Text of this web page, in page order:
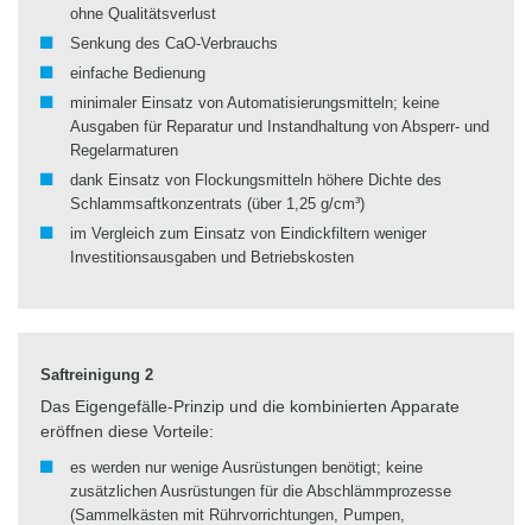
ohne Qualitätsverlust
Senkung des CaO-Verbrauchs
einfache Bedienung
minimaler Einsatz von Automatisierungsmitteln; keine
Ausgaben für Reparatur und Instandhaltung von Absperr- und
Regelarmaturen
dank Einsatz von Flockungsmitteln höhere Dichte des
Schlammsaftkonzentrats (über 1,25 g/cm³)
im Vergleich zum Einsatz von Eindickfiltern weniger
Investitionsausgaben und Betriebskosten
Saftreinigung 2
Das Eigengefälle-Prinzip und die kombinierten Apparate
eröffnen diese Vorteile:
es werden nur wenige Ausrüstungen benötigt; keine
zusätzlichen Ausrüstungen für die Abschlämmprozesse
(Sammelkästen mit Rührvorrichtungen, Pumpen,